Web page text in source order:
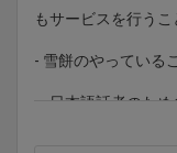
もサービスを行うこ
- 雪餅のやっている
・日本語話者のた